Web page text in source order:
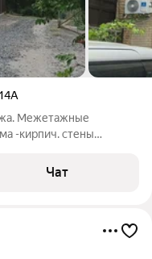
14А
Межетажные
-кирпич. стены
электричество,
: теплые
Чат